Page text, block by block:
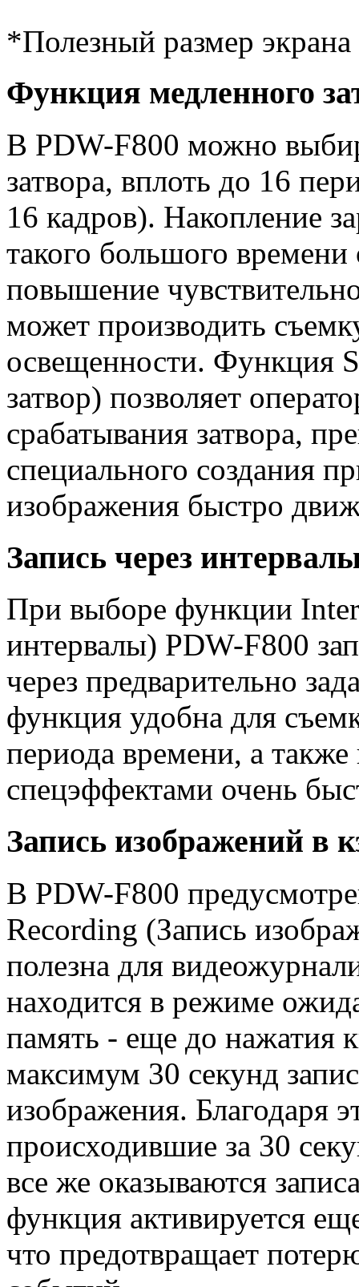
*Полезный размер
Функция медленного
В PDW-F800 можно
затвора, вплоть до 16
16 кадров). Накопление
такого большого времени
повышение
может производить
освещенности. Функция
затвор) позволяет
срабатывания затвора,
специального создания
изображения быстро
Запись через
При выборе функции
интервалы) PDW-F800
через предварительно
функция удобна для
периода времени, а
спецэффектами очень
Запись изображений в
В PDW-F800
Recording (Запись
полезна для
находится в режиме
память - еще до нажатия
максимум 30 секунд
изображения. Благодаря
происходившие за 30
все же оказываются
функция активируется
что предотвращает